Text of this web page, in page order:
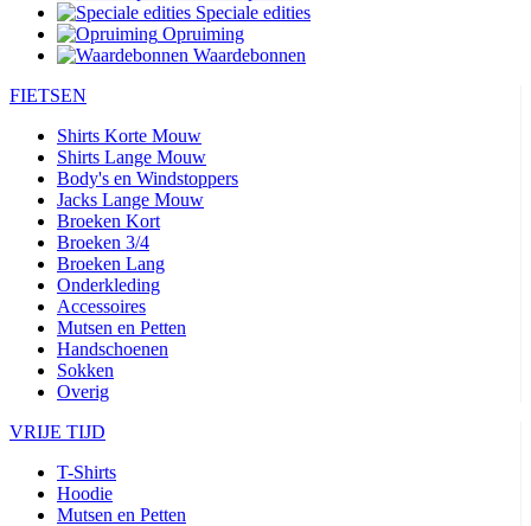
Speciale edities
Opruiming
Waardebonnen
FIETSEN
Shirts Korte Mouw
Shirts Lange Mouw
Body's en Windstoppers
Jacks Lange Mouw
Broeken Kort
Broeken 3/4
Broeken Lang
Onderkleding
Accessoires
Mutsen en Petten
Handschoenen
Sokken
Overig
VRIJE TIJD
T-Shirts
Hoodie
Mutsen en Petten